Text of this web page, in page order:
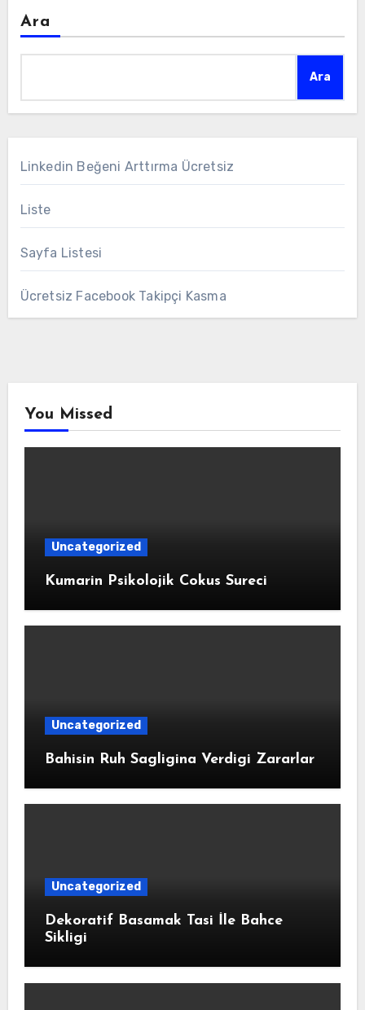
Ara
Ara
Linkedin Beğeni Arttırma Ücretsiz
Liste
Sayfa Listesi
Ücretsiz Facebook Takipçi Kasma
You Missed
Uncategorized
Kumarin Psikolojik Cokus Sureci
Uncategorized
Bahisin Ruh Sagligina Verdigi Zararlar
Uncategorized
Dekoratif Basamak Tasi İle Bahce
Sikligi